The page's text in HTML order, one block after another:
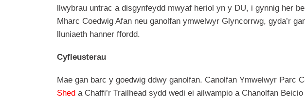
llwybrau untrac a disgynfeydd mwyaf heriol yn y DU, i gynnig her
Mharc Coedwig Afan neu ganolfan ymwelwyr Glyncorrwg, gyda’r
lluniaeth hanner ffordd.
Cyfleusterau
Mae gan barc y goedwig ddwy ganolfan. Canolfan Ymwelwyr Parc
Shed a Chaffi’r Trailhead sydd wedi ei ailwampio a Chanolfan